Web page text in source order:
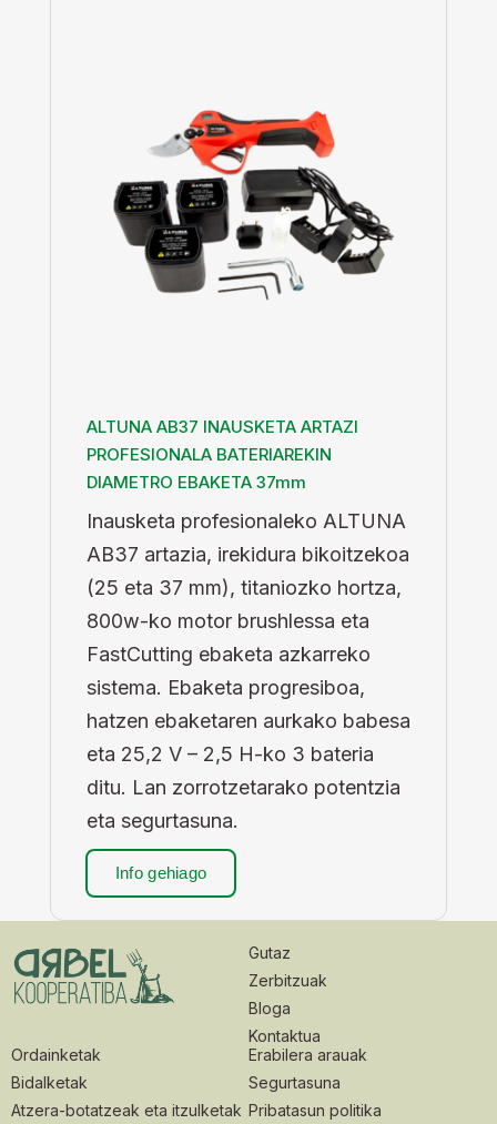
ALTUNA AB37 INAUSKETA ARTAZI
PROFESIONALA BATERIAREKIN
DIAMETRO EBAKETA 37mm
Inausketa profesionaleko ALTUNA
AB37 artazia, irekidura bikoitzekoa
(25 eta 37 mm), titaniozko hortza,
800w-ko motor brushlessa eta
FastCutting ebaketa azkarreko
sistema. Ebaketa progresiboa,
hatzen ebaketaren aurkako babesa
eta 25,2 V – 2,5 H-ko 3 bateria
ditu. Lan zorrotzetarako potentzia
eta segurtasuna.
Info gehiago
Gutaz
Zerbitzuak
Bloga
Kontaktua
Ordainketak
Bidalketak
Atzera-botatzeak eta itzulketak
Erabilera arauak
Segurtasuna
Pribatasun politika